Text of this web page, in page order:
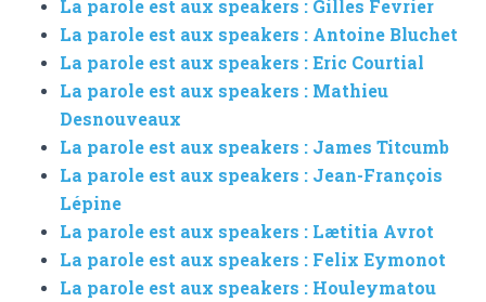
La parole est aux speakers : Gilles Fevrier
La parole est aux speakers : Antoine Bluchet
La parole est aux speakers : Eric Courtial
La parole est aux speakers : Mathieu
Desnouveaux
La parole est aux speakers : James Titcumb
La parole est aux speakers : Jean-François
Lépine
La parole est aux speakers : Lætitia Avrot
La parole est aux speakers : Felix Eymonot
La parole est aux speakers : Houleymatou